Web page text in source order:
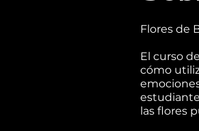
Flores de
El curso
cómo
las flores